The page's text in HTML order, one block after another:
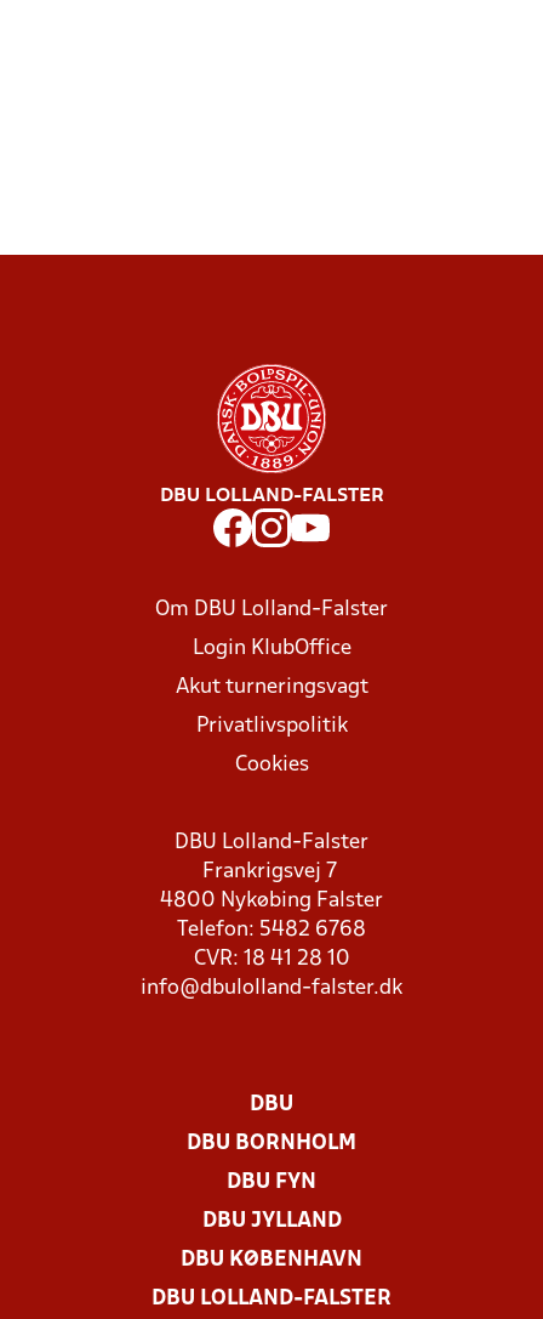
DBU LOLLAND-FALSTER
Om DBU Lolland-Falster
Login KlubOffice
Akut turneringsvagt
Privatlivspolitik
Cookies
DBU Lolland-Falster
Frankrigsvej 7
4800 Nykøbing Falster
Telefon: 5482 6768
CVR: 18 41 28 10
info@dbulolland-falster.dk
DBU
DBU BORNHOLM
DBU FYN
DBU JYLLAND
DBU KØBENHAVN
DBU LOLLAND-FALSTER